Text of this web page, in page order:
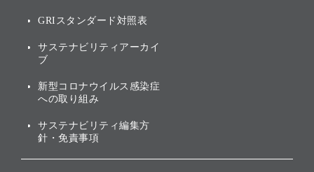
株主・投資家情報（IR）に
ガバナンス
投資先のサステナビリティ
GRIスタンダード対照表
サステナビリティアーカイ
ブ
新型コロナウイルス感染症
への取り組み
サステナビリティ編集方
針・免責事項